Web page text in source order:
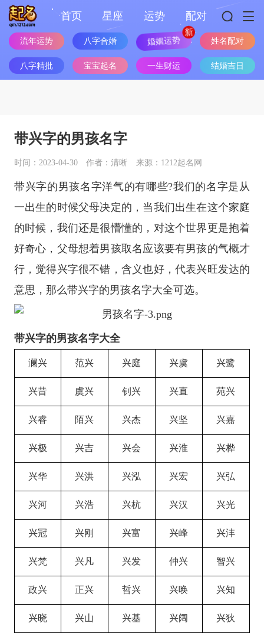
首页 星座 运势 配对
流年运势 八字合婚 婚姻运势 姓名配对
八字精批 宝宝起名 一生财运 结婚吉日
带兴字的男孩名字
时间：2023-04-30 作者：清晰 来源：1212起名网
带兴字的男孩名字洋气的有哪些?我们的名字是从
一出生的时候父母决定的，当我们出生在这个家庭
的时候，我们还是很懵懂的，对这个世界更是抱着
好奇心，父母想着男孩取名应该要有男孩的气概才
行，觉得兴字很不错，含义也好，代表兴旺发达的
意思，那么带兴字的男孩名字大全可选。
带兴字的男孩名字大全
澜兴 范兴 兴庭 兴虞 兴鹭
兴昔 虞兴 钊兴 兴直 苑兴
兴睿 陌兴 兴杰 兴坚 兴嘉
兴极 兴吉 兴会 兴淮 兴桦
兴华 兴洪 兴泓 兴宏 兴弘
兴河 兴浩 兴杭 兴汉 兴光
兴冠 兴刚 兴富 兴峰 兴沣
兴梵 兴凡 兴发 仲兴 智兴
政兴 正兴 哲兴 兴唤 兴知
兴晓 兴山 兴基 兴阔 兴狄